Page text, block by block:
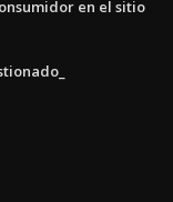
en el sitio